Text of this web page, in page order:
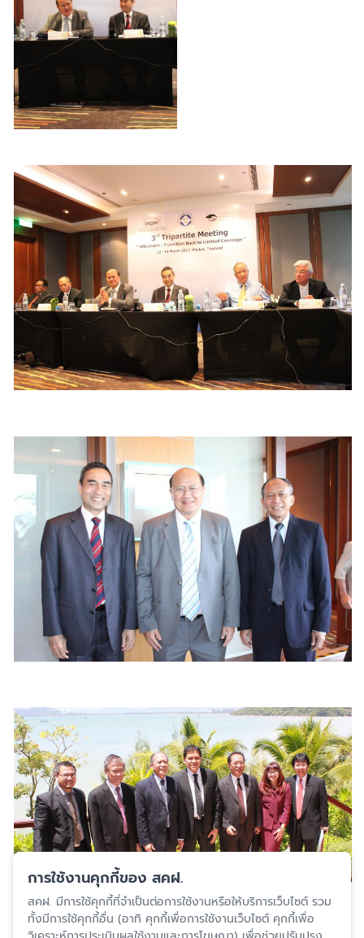
การใช้งานคุกกี้ของ สคฝ.
สคฝ. มีการใช้คุกกี้ที่จำเป็นต่อการใช้งานหรือให้บริการเว็บไซต์ รวม
ทั้งมีการใช้คุกกี้อื่น (อาทิ คุกกี้เพื่อการใช้งานเว็บไซต์ คุกกี้เพื่อ